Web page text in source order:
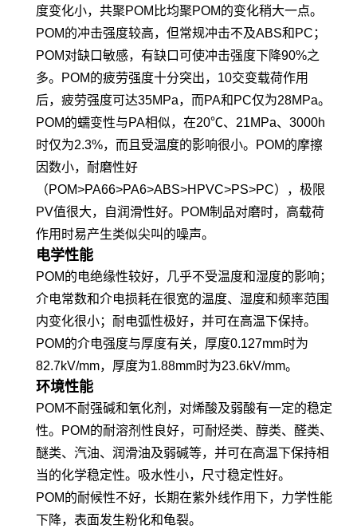
度变化小，共聚POM比均聚POM的变化稍大一点。
POM的冲击强度较高，但常规冲击不及ABS和PC；
POM对缺口敏感，有缺口可使冲击强度下降90%之
多。POM的疲劳强度十分突出，10交变载荷作用
后，疲劳强度可达35MPa，而PA和PC仅为28MPa。
POM的蠕变性与PA相似，在20℃、21MPa、3000h
时仅为2.3%，而且受温度的影响很小。POM的摩擦
因数小，耐磨性好
（POM>PA66>PA6>ABS>HPVC>PS>PC），极限
PV值很大，自润滑性好。POM制品对磨时，高载荷
作用时易产生类似尖叫的噪声。
电学性能
POM的电绝缘性较好，几乎不受温度和湿度的影响；
介电常数和介电损耗在很宽的温度、湿度和频率范围
内变化很小；耐电弧性极好，并可在高温下保持。
POM的介电强度与厚度有关，厚度0.127mm时为
82.7kV/mm，厚度为1.88mm时为23.6kV/mm。
环境性能
POM不耐强碱和氧化剂，对烯酸及弱酸有一定的稳定
性。POM的耐溶剂性良好，可耐烃类、醇类、醛类、
醚类、汽油、润滑油及弱碱等，并可在高温下保持相
当的化学稳定性。吸水性小，尺寸稳定性好。
POM的耐候性不好，长期在紫外线作用下，力学性能
下降，表面发生粉化和龟裂。